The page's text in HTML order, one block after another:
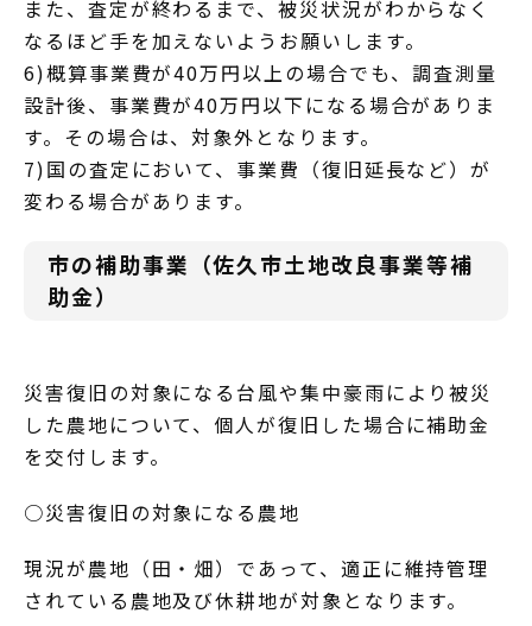
また、査定が終わるまで、被災状況がわからなく
なるほど手を加えないようお願いします。
6)概算事業費が40万円以上の場合でも、調査測量
設計後、事業費が40万円以下になる場合がありま
す。その場合は、対象外となります。
7)国の査定において、事業費（復旧延長など）が
変わる場合があります。
市の補助事業（佐久市土地改良事業等補
助金）
災害復旧の対象になる台風や集中豪雨により被災
した農地について、個人が復旧した場合に補助金
を交付します。
○災害復旧の対象になる農地
現況が農地（田・畑）であって、適正に維持管理
されている農地及び休耕地が対象となります。